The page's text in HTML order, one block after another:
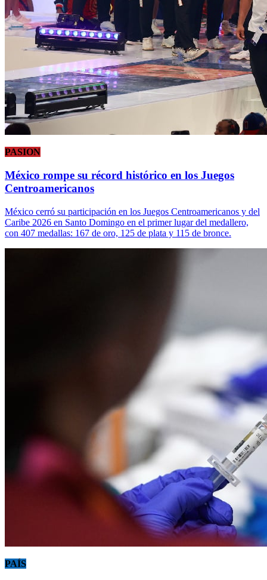
PASION
México rompe su récord histórico en los Juegos
Centroamericanos
México cerró su participación en los Juegos Centroamericanos y del
Caribe 2026 en Santo Domingo en el primer lugar del medallero,
con 407 medallas: 167 de oro, 125 de plata y 115 de bronce.
PAÍS